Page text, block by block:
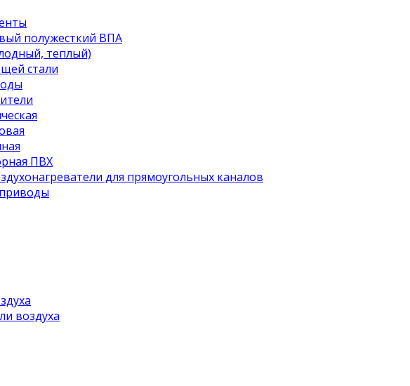
полужесткий ВПА
теплый)
стали
ПВХ
для прямоугольных каналов
воздуха